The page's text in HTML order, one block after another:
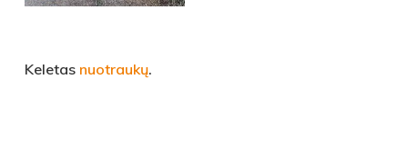
Keletas nuotraukų.